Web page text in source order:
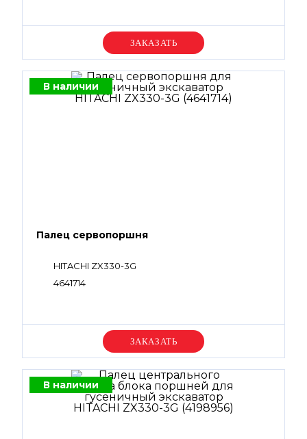
Уточняйте цену
В наличии
Палец сервопоршня
HITACHI ZX330-3G
4641714
Уточняйте цену
В наличии